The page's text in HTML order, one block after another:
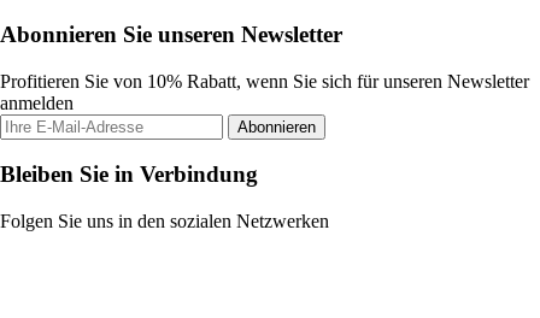
Abonnieren Sie unseren Newsletter
Profitieren Sie von 10% Rabatt, wenn Sie sich für unseren Newsletter
anmelden
Abonnieren
Bleiben Sie in Verbindung
Folgen Sie uns in den sozialen Netzwerken